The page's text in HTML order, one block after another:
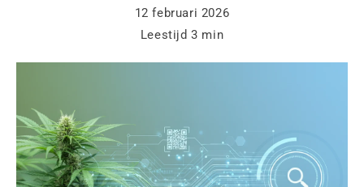
12 februari 2026
Leestijd3 min